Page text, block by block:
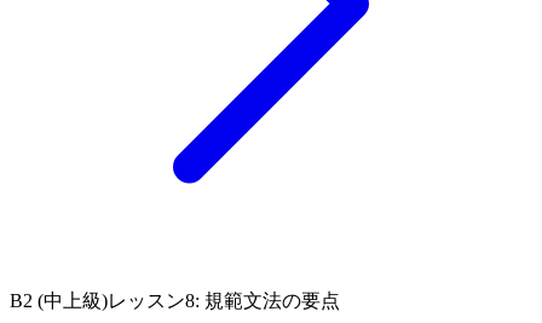
B2 (中上級)レッスン8: 規範文法の要点